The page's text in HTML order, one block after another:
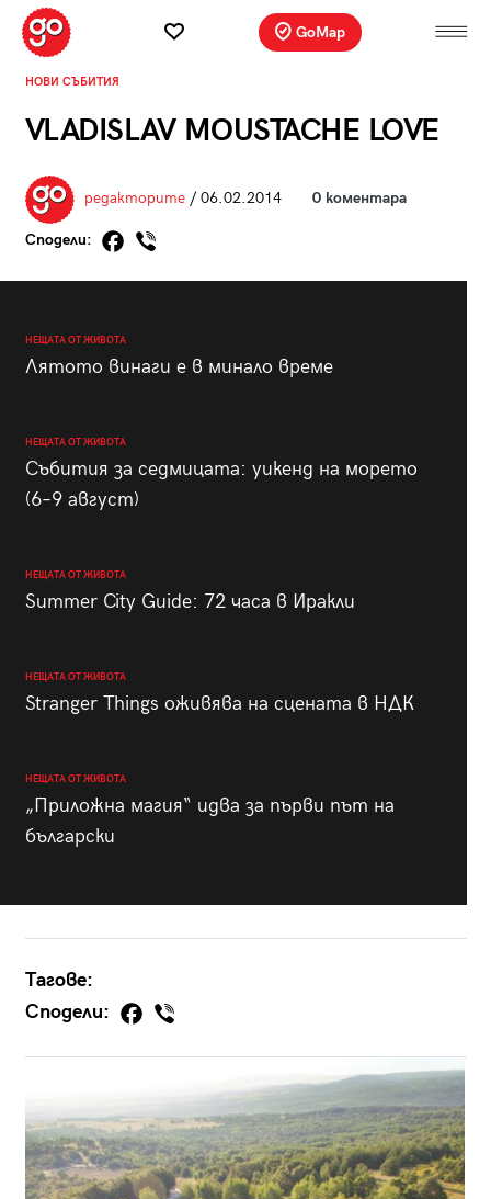
GoMap
НОВИ СЪБИТИЯ
VLADISLAV MOUSTACHE LOVE
редакторите/ 06.02.2014 0 коментара
Сподели:
НЕЩАТА ОТ ЖИВОТА
Лятото винаги е в минало време
НЕЩАТА ОТ ЖИВОТА
Събития за седмицата: уикенд на морето
(6–9 август)
НЕЩАТА ОТ ЖИВОТА
Summer City Guide: 72 часа в Иракли
НЕЩАТА ОТ ЖИВОТА
Stranger Things оживява на сцената в НДК
НЕЩАТА ОТ ЖИВОТА
„Приложна магия“ идва за първи път на
български
Тагове:
Сподели: